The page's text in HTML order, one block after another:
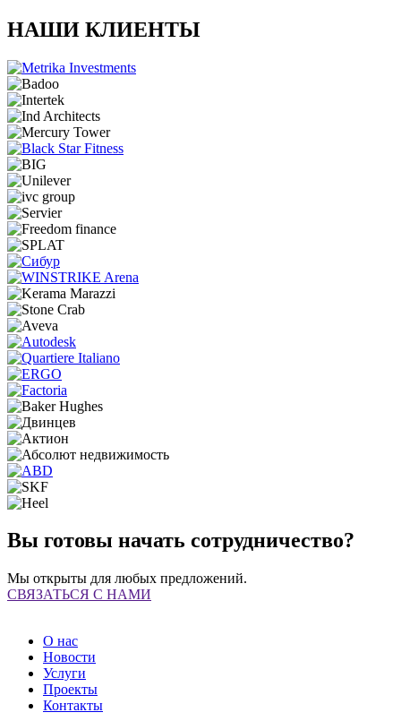
НАШИ КЛИЕНТЫ
Вы готовы начать сотрудничество?
Мы открыты для любых предложений.
СВЯЗАТЬСЯ С НАМИ
О нас
Новости
Услуги
Проекты
Контакты